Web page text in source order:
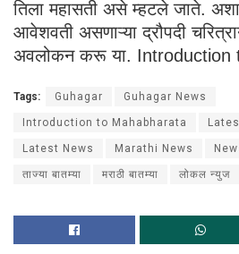
तिला महासती असे म्हटले जाते.
आवेशवती असणाऱ्या द्रौपदी
अवलोकन करू या. Introduction
Tags: Guhagar Guhagar News
Introduction to Mahabharata
Latest News Marathi News
ताज्या बातम्या मराठी बातम्या लोकल न्युज